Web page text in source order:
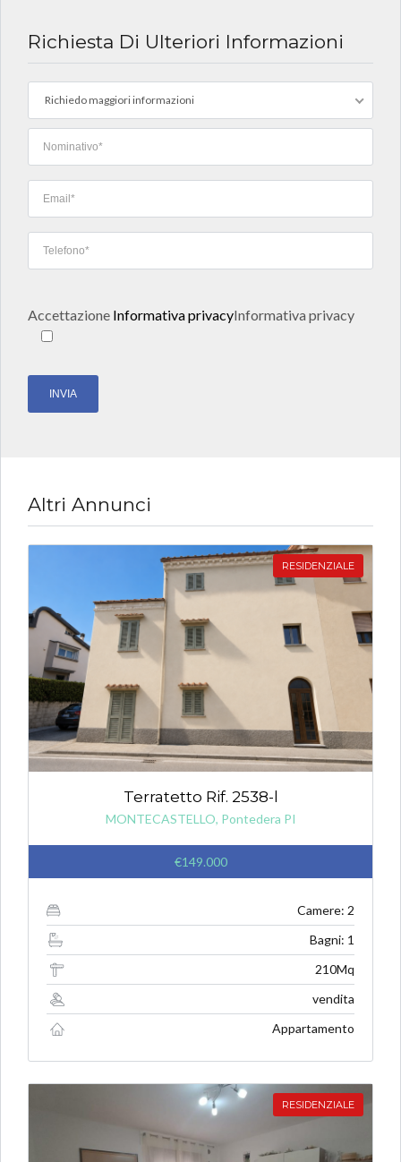
Richiesta Di Ulteriori Informazioni
Richiedo maggiori informazioni
Accettazione Informativa privacyInformativa privacy
Altri Annunci
RESIDENZIALE
Terratetto Rif. 2538-l
MONTECASTELLO, Pontedera PI
€149.000
Camere: 2
Bagni: 1
210Mq
vendita
Appartamento
RESIDENZIALE